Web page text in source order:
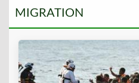
MIGRATION